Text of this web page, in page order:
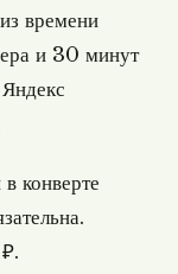
времени
и 30 минут
конверте